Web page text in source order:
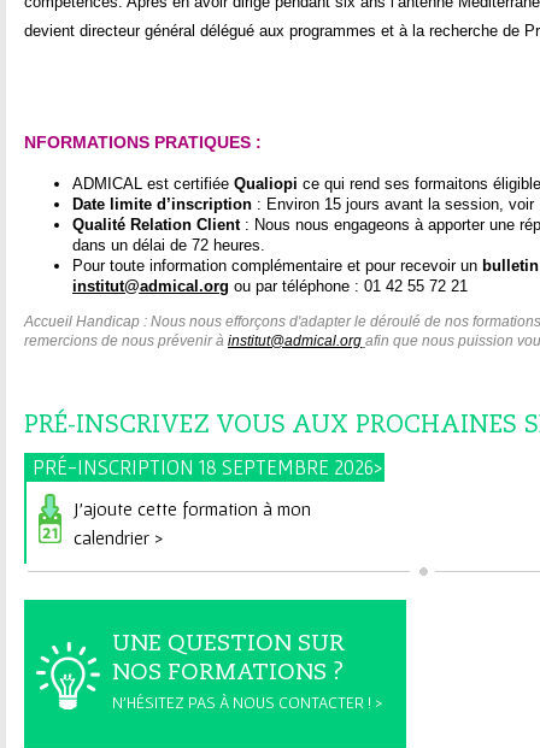
devient directeur général délégué aux programmes et à la recherche de
NFORMATIONS PRATIQUES :
ADMICAL est certifiée Qualiopi ce qui rend ses formaitons
Date limite d’inscription : Environ 15 jours avant la session, voir
Qualité Relation Client : Nous nous engageons à apporter une
dans un délai de 72 heures.
Pour toute information complémentaire et pour recevoir un
institut@admical.org ou par téléphone : 01 42 55 72 21
Accueil Handicap : Nous nous efforçons d'adapter le déroulé de nos
remercions de nous prévenir à institut@admical.org afin que nous puission
PRÉ-INSCRIVEZ VOUS AUX PROCHAINES
PRÉ-INSCRIPTION 18 SEPTEMBRE 2026>
J'ajoute cette formation à mon
calendrier >
UNE QUESTION SUR
NOS FORMATIONS ?
N'HÉSITEZ PAS À NOUS CONTACTER ! >